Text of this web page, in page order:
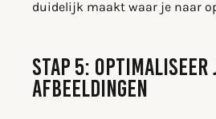
duidelijk maakt waar je naar
STAP 5: OPTIMALISEER
AFBEELDINGEN